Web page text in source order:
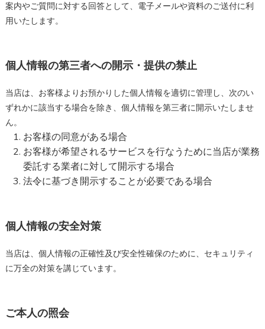
案内やご質問に対する回答として、電子メールや資料のご送付に利
用いたします。
個人情報の第三者への開示・提供の禁止
当店は、お客様よりお預かりした個人情報を適切に管理し、次のい
ずれかに該当する場合を除き、個人情報を第三者に開示いたしませ
ん。
お客様の同意がある場合
お客様が希望されるサービスを行なうために当店が業務
委託する業者に対して開示する場合
法令に基づき開示することが必要である場合
個人情報の安全対策
当店は、個人情報の正確性及び安全性確保のために、セキュリティ
に万全の対策を講じています。
ご本人の照会